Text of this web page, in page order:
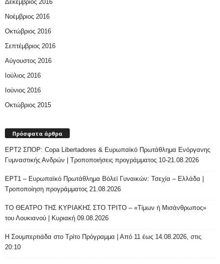
Δεκέμβριος 2016
Νοέμβριος 2016
Οκτώβριος 2016
Σεπτέμβριος 2016
Αύγουστος 2016
Ιούλιος 2016
Ιούνιος 2016
Οκτώβριος 2015
Πρόσφατα άρθρα
ΕΡΤ2 ΣΠΟΡ: Copa Libertadores & Ευρωπαϊκό Πρωτάθλημα Ενόργανης
Γυμναστικής Ανδρών | Τροποποιήσεις προγράμματος 10-21.08.2026
ΕΡΤ1 – Ευρωπαϊκό Πρωτάθλημα Βόλεϊ Γυναικών: Τσεχία – Ελλάδα |
Τροποποίηση προγράμματος 21.08.2026
ΤΟ ΘΕΑΤΡΟ ΤΗΣ ΚΥΡΙΑΚΗΣ ΣΤΟ ΤΡΙΤΟ – «Τίμων ή Μισάνθρωπος»
του Λουκιανού | Κυριακή 09.08.2026
H Σουμπερτιάδα στο Τρίτο Πρόγραμμα | Από 11 έως 14.08.2026, στις
20:10